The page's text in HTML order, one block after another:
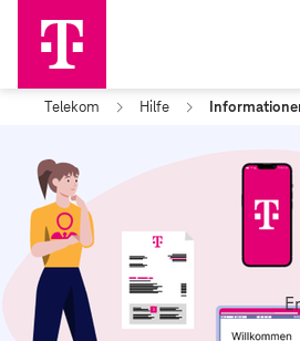
Telekom Hilfe